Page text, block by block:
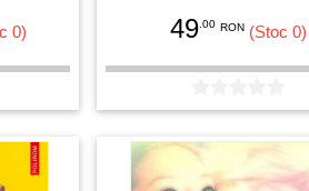
0) 49.00 RON (Stoc 0)